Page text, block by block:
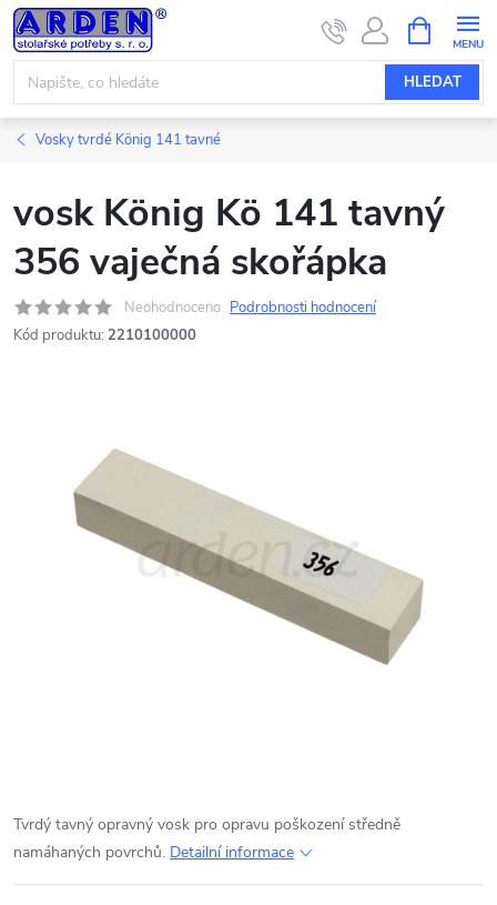
Přejít
na
obsah
HLEDAT
NÁKUPNÍ
KOŠÍK
Vosky tvrdé König 141 tavné
vosk König Kö 141 tavný
356 vaječná skořápka
Neohodnoceno Podrobnosti hodnocení
Kód produktu: 2210100000
Tvrdý tavný opravný vosk pro opravu poškození středně
namáhaných povrchů. Detailní informace